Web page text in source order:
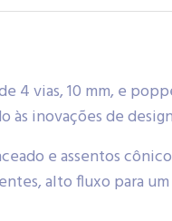
4 vias, 10 mm, e
às inovações de
e assentos
alto fluxo para